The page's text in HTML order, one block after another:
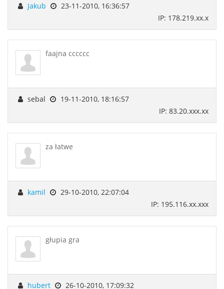
Jakub
23-11-2010, 16:36:57
IP: 178.219.xx.x
faajna cccccc
sebal
19-11-2010, 18:16:57
IP: 83.20.xxx.xx
za łatwe
kamil
29-10-2010, 22:07:04
IP: 195.116.xx.xxx
głupia gra
hubert
26-10-2010, 17:09:32